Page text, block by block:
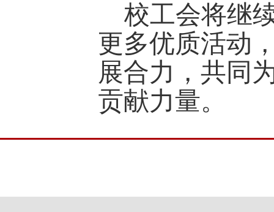
校工会将继
更多优质活动
展合力，共同
贡献力量。